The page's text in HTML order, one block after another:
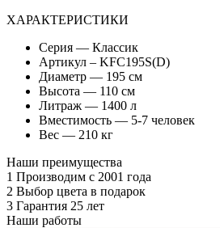
ХАРАКТЕРИСТИКИ
Серия — Классик
Артикул – KFС195S(D)
Диаметр — 195 см
Высота — 110 см
Литраж — 1400 л
Вместимость — 5-7 человек
Вес — 210 кг
Наши преимущества
1 Производим с 2001 года
2 Выбор цвета в подарок
3 Гарантия 25 лет
Наши работы